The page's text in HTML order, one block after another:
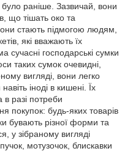
раніше. Зазвичай, вони
що тішать око та
стають підмогою людям,
які вважають їх
сучасні господарські сумки
таких сумок очевидні,
вигляді, вони легко
іноді в кишені. Їх
разі потреби
покупок: будь-яких товарів
бувають різної форми та
у зібраному вигляді
мотузочок, блискавки